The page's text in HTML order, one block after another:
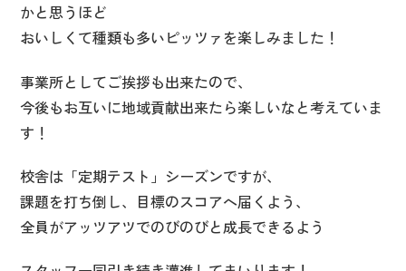
かと思うほど
おいしくて種類も多いピッツァを楽しみました！
事業所としてご挨拶も出来たので、
今後もお互いに地域貢献出来たら楽しいなと考えていま
す！
校舎は「定期テスト」シーズンですが、
課題を打ち倒し、目標のスコアへ届くよう、
全員がアッツアツでのびのびと成長できるよう